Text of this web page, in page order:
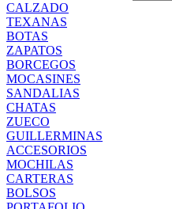
CALZADO
TEXANAS
BOTAS
ZAPATOS
BORCEGOS
MOCASINES
SANDALIAS
CHATAS
ZUECO
GUILLERMINAS
ACCESORIOS
MOCHILAS
CARTERAS
BOLSOS